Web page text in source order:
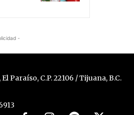
-
Paraíso, C.P. 22106 / Tijuana, B.C.